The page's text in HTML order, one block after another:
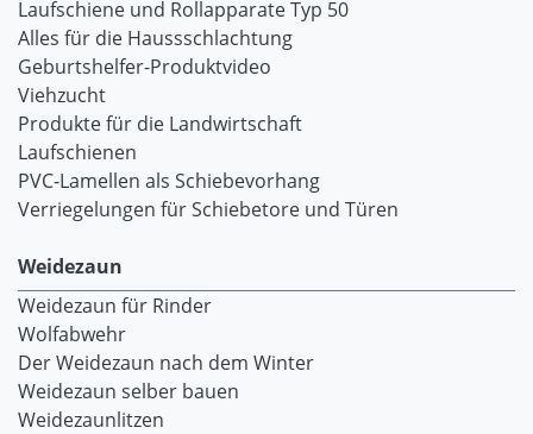
Laufschiene und Rollapparate Typ 50
Alles für die Haussschlachtung
Geburtshelfer-Produktvideo
Viehzucht
Produkte für die Landwirtschaft
Laufschienen
PVC-Lamellen als Schiebevorhang
Verriegelungen für Schiebetore und Türen
Weidezaun
Weidezaun für Rinder
Wolfabwehr
Der Weidezaun nach dem Winter
Weidezaun selber bauen
Weidezaunlitzen